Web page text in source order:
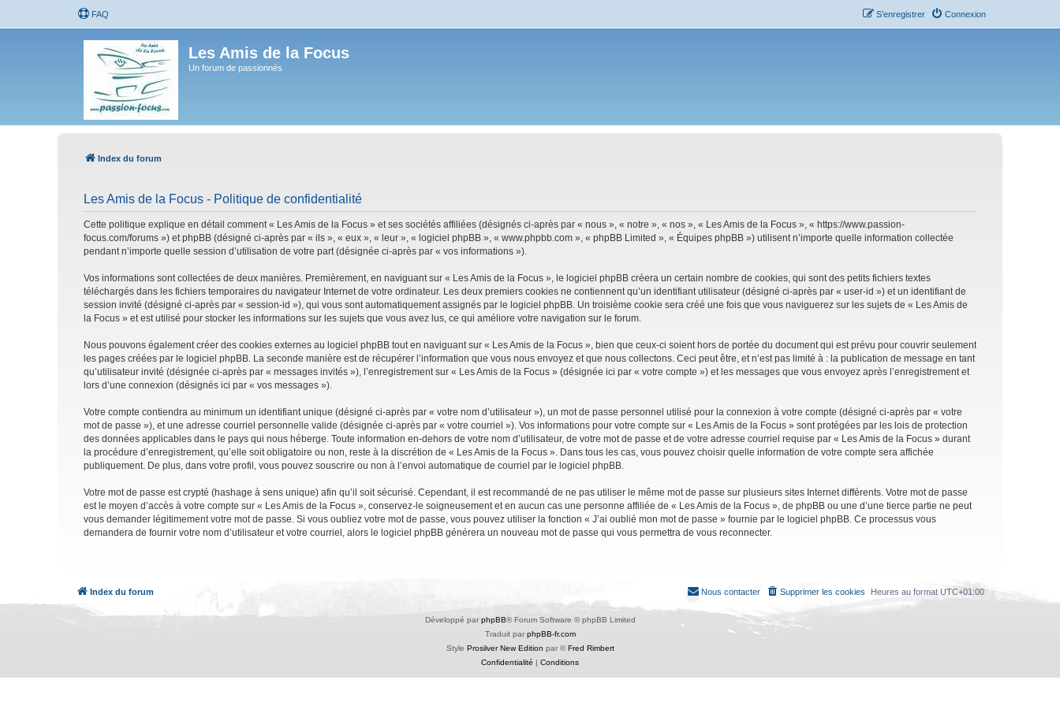
FAQ Connexion
S’enregistrer
Les Amis de la Focus
Un forum de passionnés
Index du forum
Les Amis de la Focus - Politique de confidentialité
Cette politique explique en détail comment « Les Amis de la Focus » et ses sociétés affiliées (désignés ci-après par « nous », « notre », « nos », « Les Amis de la Focus », « https://www.passion-
focus.com/forums ») et phpBB (désigné ci-après par « ils », « eux », « leur », « logiciel phpBB », « www.phpbb.com », « phpBB Limited », « Équipes phpBB ») utilisent n’importe quelle information collectée
pendant n’importe quelle session d’utilisation de votre part (désignée ci-après par « vos informations »).
Vos informations sont collectées de deux manières. Premièrement, en naviguant sur « Les Amis de la Focus », le logiciel phpBB créera un certain nombre de cookies, qui sont des petits fichiers textes
téléchargés dans les fichiers temporaires du navigateur Internet de votre ordinateur. Les deux premiers cookies ne contiennent qu’un identifiant utilisateur (désigné ci-après par « user-id ») et un identifiant de
session invité (désigné ci-après par « session-id »), qui vous sont automatiquement assignés par le logiciel phpBB. Un troisième cookie sera créé une fois que vous naviguerez sur les sujets de « Les Amis de
la Focus » et est utilisé pour stocker les informations sur les sujets que vous avez lus, ce qui améliore votre navigation sur le forum.
Nous pouvons également créer des cookies externes au logiciel phpBB tout en naviguant sur « Les Amis de la Focus », bien que ceux-ci soient hors de portée du document qui est prévu pour couvrir seulement
les pages créées par le logiciel phpBB. La seconde manière est de récupérer l’information que vous nous envoyez et que nous collectons. Ceci peut être, et n’est pas limité à : la publication de message en tant
qu’utilisateur invité (désignée ci-après par « messages invités »), l’enregistrement sur « Les Amis de la Focus » (désignée ici par « votre compte ») et les messages que vous envoyez après l’enregistrement et
lors d’une connexion (désignés ici par « vos messages »).
Votre compte contiendra au minimum un identifiant unique (désigné ci-après par « votre nom d’utilisateur »), un mot de passe personnel utilisé pour la connexion à votre compte (désigné ci-après par « votre
mot de passe »), et une adresse courriel personnelle valide (désignée ci-après par « votre courriel »). Vos informations pour votre compte sur « Les Amis de la Focus » sont protégées par les lois de protection
des données applicables dans le pays qui nous héberge. Toute information en-dehors de votre nom d’utilisateur, de votre mot de passe et de votre adresse courriel requise par « Les Amis de la Focus » durant
la procédure d’enregistrement, qu’elle soit obligatoire ou non, reste à la discrétion de « Les Amis de la Focus ». Dans tous les cas, vous pouvez choisir quelle information de votre compte sera affichée
publiquement. De plus, dans votre profil, vous pouvez souscrire ou non à l’envoi automatique de courriel par le logiciel phpBB.
Votre mot de passe est crypté (hashage à sens unique) afin qu’il soit sécurisé. Cependant, il est recommandé de ne pas utiliser le même mot de passe sur plusieurs sites Internet différents. Votre mot de passe
est le moyen d’accès à votre compte sur « Les Amis de la Focus », conservez-le soigneusement et en aucun cas une personne affiliée de « Les Amis de la Focus », de phpBB ou une d’une tierce partie ne peut
vous demander légitimement votre mot de passe. Si vous oubliez votre mot de passe, vous pouvez utiliser la fonction « J’ai oublié mon mot de passe » fournie par le logiciel phpBB. Ce processus vous
demandera de fournir votre nom d’utilisateur et votre courriel, alors le logiciel phpBB générera un nouveau mot de passe qui vous permettra de vous reconnecter.
Index du forum Heures au format UTC+01:00
Supprimer les cookies
Nous contacter
Développé par phpBB® Forum Software © phpBB Limited
Traduit par phpBB-fr.com
Style Prosilver New Edition par ©Fred Rimbert
Confidentialité | Conditions